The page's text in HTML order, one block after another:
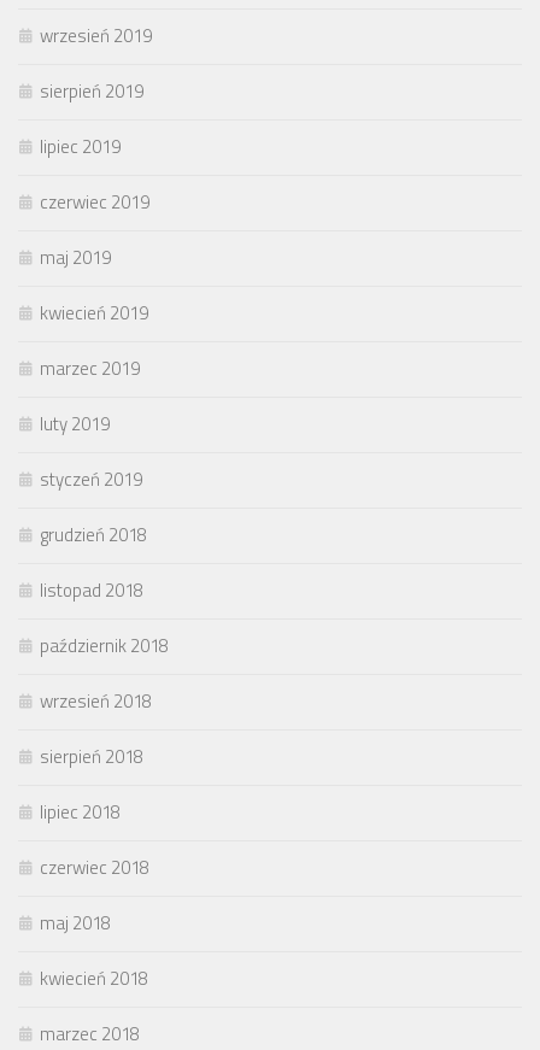
wrzesień 2019
sierpień 2019
lipiec 2019
czerwiec 2019
maj 2019
kwiecień 2019
marzec 2019
luty 2019
styczeń 2019
grudzień 2018
listopad 2018
październik 2018
wrzesień 2018
sierpień 2018
lipiec 2018
czerwiec 2018
maj 2018
kwiecień 2018
marzec 2018